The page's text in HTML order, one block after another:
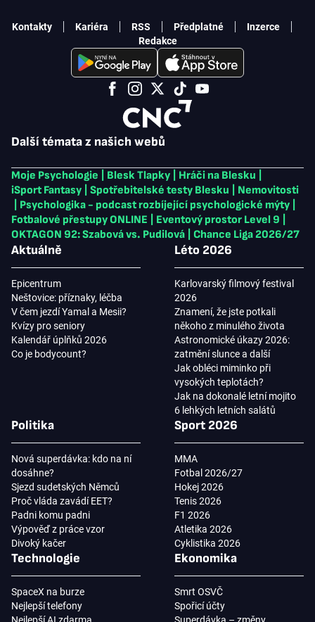
Další témata z našich webů
Moje Psychologie Blesk Tlapky Hráči na Blesku
iSport Fantasy
Spotřebitelské testy Blesku
Nemovitosti
Psychologika - podcast rozbíjející psychologické mýty
Fotbalové přestupy ONLINE
Eventový prostor Level 9
OKTAGON 92: Szabová vs. Pudilová
Chance Liga 2026/27
Aktuálně
Epicentrum
Neštovice: příznaky, léčba
V čem jezdí Yamal a Mesii?
Kvízy pro seniory
Kalendář úplňků 2026
Co je bodycount?
Léto 2026
Karlovarský filmový festival
2026
Znamení, že jste potkali
někoho z minulého života
Astronomické úkazy 2026:
zatmění slunce a další
Jak obléci miminko při
vysokých teplotách?
Jak na dokonalé letní mojito
6 lehkých letních salátů
Politika
Nová superdávka: kdo na ní
dosáhne?
Sjezd sudetských Němců
Proč vláda zavádí EET?
Padni komu padni
Výpověď z práce vzor
Divoký kačer
Sport 2026
MMA
Fotbal 2026/27
Hokej 2026
Tenis 2026
F1 2026
Atletika 2026
Cyklistika 2026
Technologie
SpaceX na burze
Nejlepší telefony
Ekonomika
Smrt OSVČ
Spořicí účty
Kontakty Kariéra RSS Předplatné
Inzerce
Redakce